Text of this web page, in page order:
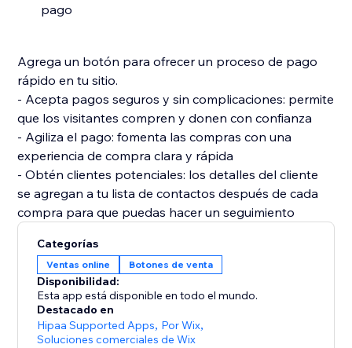
pago
Agrega un botón para ofrecer un proceso de pago
rápido en tu sitio.
- Acepta pagos seguros y sin complicaciones: permite
que los visitantes compren y donen con confianza
- Agiliza el pago: fomenta las compras con una
experiencia de compra clara y rápida
- Obtén clientes potenciales: los detalles del cliente
se agregan a tu lista de contactos después de cada
compra para que puedas hacer un seguimiento
Categorías
Ventas online Botones de venta
Disponibilidad:
Esta app está disponible en todo el mundo.
Destacado en
Hipaa Supported Apps, Por Wix,
Soluciones comerciales de Wix